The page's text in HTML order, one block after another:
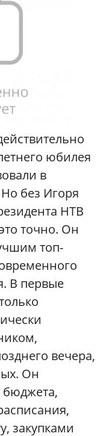
юбилея
в
без Игоря
НТВ
точно. Он
топ-
В первые
вечера,
Он
бюджета,
закупками